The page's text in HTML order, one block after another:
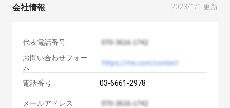
会社情報 2023/1/1 更新
代表電話番号
お問い合わせフォー
ム
電話番号
03-6661-2978
メールアドレス